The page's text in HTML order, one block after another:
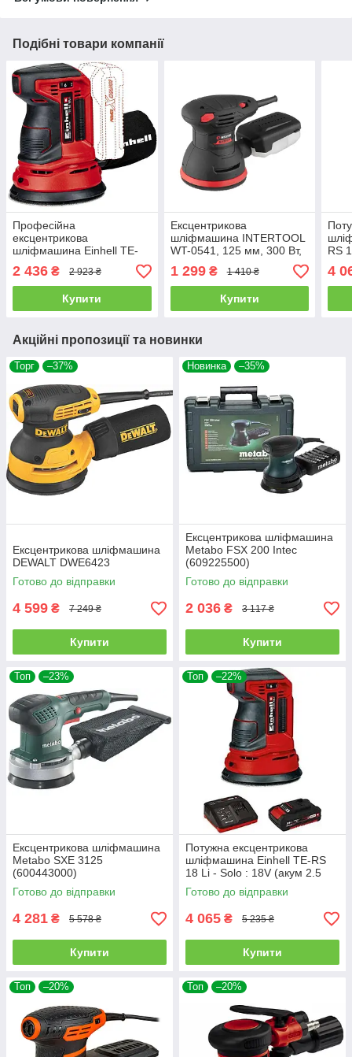
Подібні товари компанії
Професійна
ексцентрикова
шліфмашина Einhell TE-
RS 18 Li - Solo : без АКБ і
зарядки (4462010)
2 436 ₴ 2 923 ₴
Купити
Ексцентрикова
шліфмашина INTERTOOL
WT-0541, 125 мм, 300 Вт,
5000-12000 об/хв.
1 299₴ 1 410 ₴
Купити
RS
2.5
4
Акційні пропозиції та новинки
Торг –37%
Ексцентрикова шліфмашина
DEWALT DWE6423
Готово до відправки
4 599 ₴ 7 249 ₴
Купити
Новинка –35%
Ексцентрикова шліфмашина
Metabo FSX 200 Intec
(609225500)
Готово до відправки
2 036 ₴ 3 117 ₴
Купити
Топ –23%
Ексцентрикова шліфмашина
Metabo SXE 3125
(600443000)
Готово до відправки
4 281 ₴ 5 578 ₴
Купити
Топ –22%
Потужна ексцентрикова
шліфмашина Einhell TE-RS
18 Li - Solo : 18V (акум 2.5
ампера + зарядка) 4462010,
4512097
Готово до відправки
4 065 ₴ 5 235 ₴
Купити
Топ –20% Топ –20%